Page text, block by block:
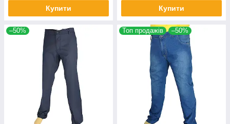
Купити Купити
–50% Топ продажів –50%